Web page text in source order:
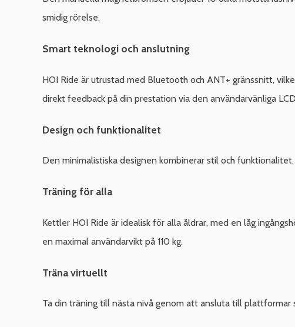
smidig rörelse.
Smart teknologi och anslutning
HOI Ride är utrustad med Bluetooth och ANT+ gränssnitt,
direkt feedback på din prestation via den användarvänliga
Design och funktionalitet
Den minimalistiska designen kombinerar stil och
Träning för alla
Kettler HOI Ride är idealisk för alla åldrar, med en låg
en maximal användarvikt på 110 kg.
Träna virtuellt
Ta din träning till nästa nivå genom att ansluta till plattformar